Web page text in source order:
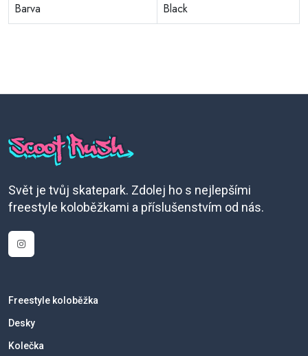
Barva
Black
Svět je tvůj skatepark. Zdolej ho s nejlepšími
freestyle koloběžkami a příslušenstvím od nás.
Freestyle koloběžka
Desky
Kolečka